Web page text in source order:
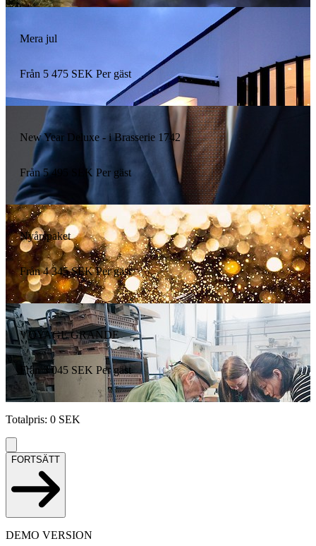
Mera jul
Från 5 475 SEK Per gäst
New Year Deluxe - i Brasserie 1742
Från 5 495 SEK Per gäst
Nyårspaket
Från 4 345 SEK Per gäst
VOYAGE GRANDE
Från 3 045 SEK Per gäst
Totalpris: 0 SEK
FORTSÄTT
DEMO VERSION